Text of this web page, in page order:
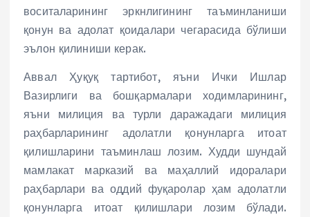
воситаларининг эркнлигининг таъминланиши
қонун ва адолат қоидалари чегарасида бўлиши
эълон қилиниши керак.
Аввал Ҳуқуқ тартибот, яъни Ички Ишлар
Вазирлиги ва бошқармалари ходимларининг,
яъни милиция ва турли даражадаги милиция
раҳбарларининг адолатли қонунларга итоат
қилишларини таъминлаш лозим. Худди шундай
мамлакат марказий ва маҳаллий идоралари
раҳбарлари ва оддий фуқаролар ҳам адолатли
қонунларга итоат қилишлари лозим бўлади.